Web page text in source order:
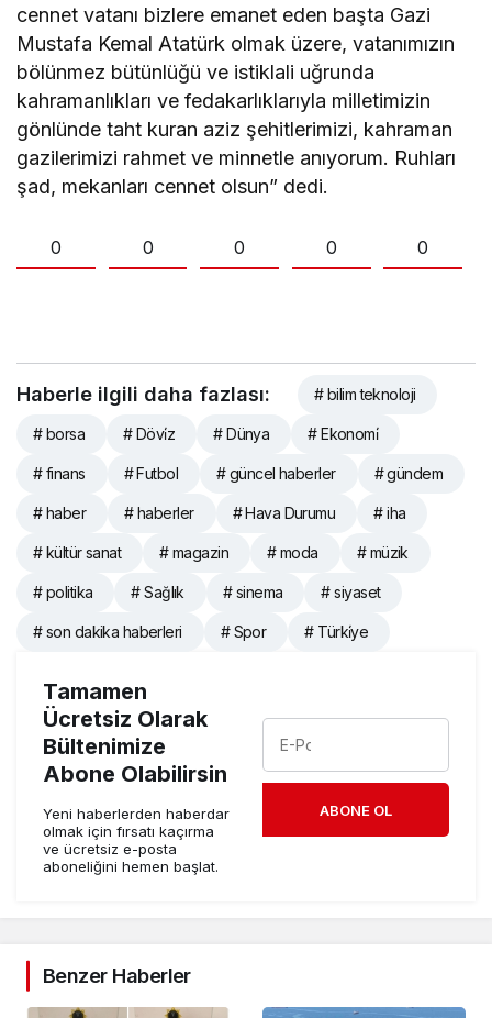
cennet vatanı bizlere emanet eden başta Gazi
Mustafa Kemal Atatürk olmak üzere, vatanımızın
bölünmez bütünlüğü ve istiklali uğrunda
kahramanlıkları ve fedakarlıklarıyla milletimizin
gönlünde taht kuran aziz şehitlerimizi, kahraman
gazilerimizi rahmet ve minnetle anıyorum. Ruhları
şad, mekanları cennet olsun” dedi.
0 0 0 0 0
Haberle ilgili daha fazlası: # bilim teknoloji
# borsa # Dövi̇z # Dünya # Ekonomi̇
# finans # Futbol # güncel haberler # gündem
# haber # haberler # Hava Durumu # iha
# kültür sanat # magazin # moda # müzik
# politika # Sağlık # sinema # siyaset
# son dakika haberleri # Spor # Türki̇ye
Tamamen
Ücretsiz Olarak
Bültenimize
Abone Olabilirsin
Yeni haberlerden haberdar
olmak için fırsatı kaçırma
ve ücretsiz e-posta
aboneliğini hemen başlat.
ABONE OL
Benzer Haberler